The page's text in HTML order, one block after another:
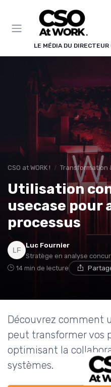
LE MÉDIA DU DIRECTEUR
CSO at WORK ! Transformation &
Utilisation
usecase pour
processus
Luc Fournier
Stratège en analyse
14 min de lecture
Découvrez comment
peut transformer vos
optimisant la
systèmes.